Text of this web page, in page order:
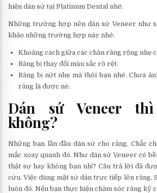
hiện dán sứ tại Platinum Dental nhé.
Những trường hợp nên dán sứ Veneer như
khảo những trường hợp này nhé:
Khoảng cách giữa các chân răng rộng nhẹ
Răng bị thay đổi màu sắc rõ rệt.
Răng bị nứt nhẹ mà thôi bạn nhé. Chưa
răng là được nè.
Dán sứ Veneer
không?
Những bạn lần đầu dán sứ cho răng. Chắc
mắc xoay quanh đó. Như dán sứ Veneer có
thật sự hay không bạn nhỉ? Câu trả lời đã
cứu. Việc dùng mặt sứ dán trực tiếp lên răng.
luôn đó. Nếu bạn thực hiện chăm sóc răng kỹ